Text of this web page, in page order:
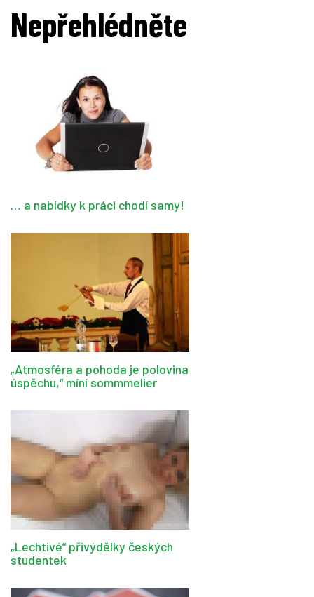
Nepřehlédněte
… a nabídky k práci chodí samy!
„Atmosféra a pohoda je polovina
úspěchu,“ míní sommmelier
„Lechtivé“ přivýdělky českých
studentek